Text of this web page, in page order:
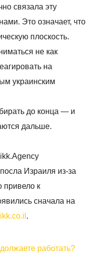
связала эту
Это означает, что
плоскость.
не как
на
украинским
до конца — и
дальше.
Израиля из-за
привело к
сначала на
.
работать?